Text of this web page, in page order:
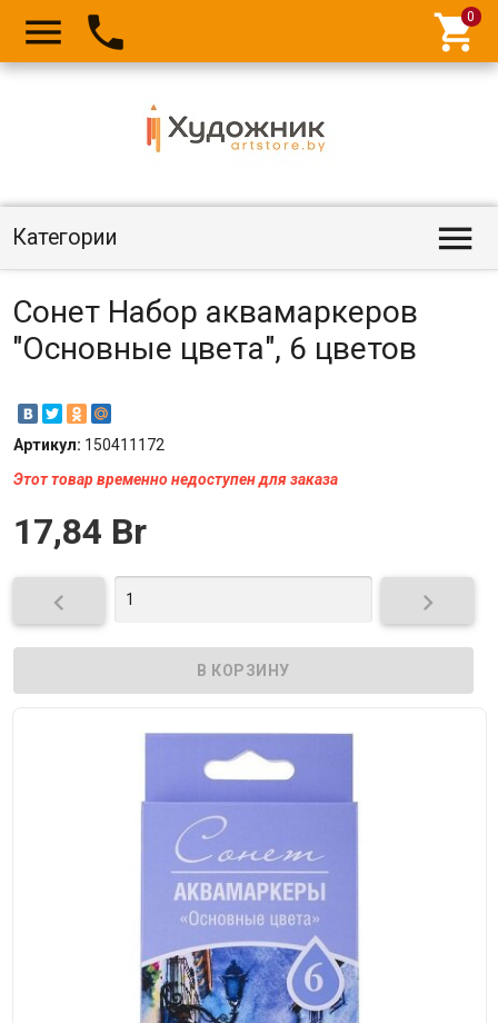
  
Категории 
Сонет Набор аквамаркеров
"Основные цвета", 6 цветов
Артикул: 150411172
Этот товар временно недоступен для заказа
17,84 Br
 